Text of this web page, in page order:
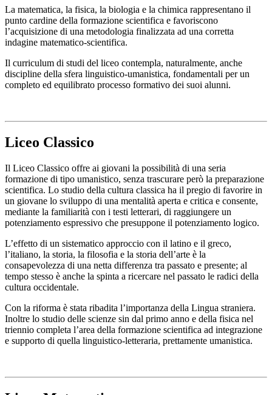
La matematica, la fisica, la biologia e la chimica rappresentano il
punto cardine della formazione scientifica e favoriscono
l’acquisizione di una metodologia finalizzata ad una corretta
indagine matematico-scientifica.
Il curriculum di studi del liceo contempla, naturalmente, anche
discipline della sfera linguistico-umanistica, fondamentali per un
completo ed equilibrato processo formativo dei suoi alunni.
Liceo Classico
Il Liceo Classico offre ai giovani la possibilità di una seria
formazione di tipo umanistico, senza trascurare però la preparazione
scientifica. Lo studio della cultura classica ha il pregio di favorire in
un giovane lo sviluppo di una mentalità aperta e critica e consente,
mediante la familiarità con i testi letterari, di raggiungere un
potenziamento espressivo che presuppone il potenziamento logico.
L’effetto di un sistematico approccio con il latino e il greco,
l’italiano, la storia, la filosofia e la storia dell’arte è la
consapevolezza di una netta differenza tra passato e presente; al
tempo stesso è anche la spinta a ricercare nel passato le radici della
cultura occidentale.
Con la riforma è stata ribadita l’importanza della Lingua straniera.
Inoltre lo studio delle scienze sin dal primo anno e della fisica nel
triennio completa l’area della formazione scientifica ad integrazione
e supporto di quella linguistico-letteraria, prettamente umanistica.